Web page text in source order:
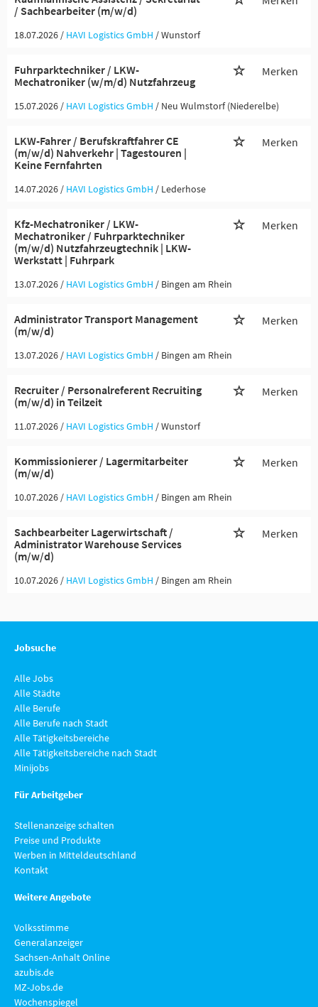
/ Sachbearbeiter (m/w/d)
18.07.2026 / HAVI Logistics GmbH / Wunstorf
Fuhrparktechniker / LKW-
Mechatroniker (w/m/d) Nutzfahrzeug
Merken
15.07.2026 / HAVI Logistics GmbH / Neu Wulmstorf (Niederelbe)
LKW-Fahrer / Berufskraftfahrer CE
(m/w/d) Nahverkehr | Tagestouren |
Keine Fernfahrten
Merken
14.07.2026 / HAVI Logistics GmbH / Lederhose
Kfz-Mechatroniker / LKW-
Mechatroniker / Fuhrparktechniker
(m/w/d) Nutzfahrzeugtechnik | LKW-
Werkstatt | Fuhrpark
Merken
13.07.2026 / HAVI Logistics GmbH / Bingen am Rhein
Administrator Transport Management
(m/w/d)
Merken
13.07.2026 / HAVI Logistics GmbH / Bingen am Rhein
Recruiter / Personalreferent Recruiting
(m/w/d) in Teilzeit
Merken
11.07.2026 / HAVI Logistics GmbH / Wunstorf
Kommissionierer / Lagermitarbeiter
(m/w/d)
Merken
10.07.2026 / HAVI Logistics GmbH / Bingen am Rhein
Sachbearbeiter Lagerwirtschaft /
Administrator Warehouse Services
(m/w/d)
Merken
10.07.2026 / HAVI Logistics GmbH / Bingen am Rhein
Jobsuche
Alle Jobs
Alle Städte
Alle Berufe
Alle Berufe nach Stadt
Alle Tätigkeitsbereiche
Alle Tätigkeitsbereiche nach Stadt
Minijobs
Für Arbeitgeber
Stellenanzeige schalten
Preise und Produkte
Werben in Mitteldeutschland
Kontakt
Weitere Angebote
Volksstimme
Generalanzeiger
Sachsen-Anhalt Online
azubis.de
MZ-Jobs.de
Wochenspiegel